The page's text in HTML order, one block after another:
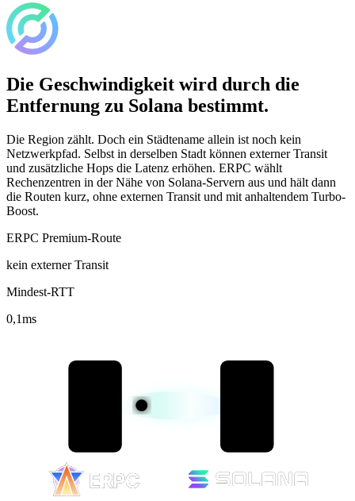
Die Geschwindigkeit wird durch die
Entfernung zu Solana bestimmt.
Die Region zählt. Doch ein Städtename allein ist noch kein
Netzwerkpfad. Selbst in derselben Stadt können externer Transit
und zusätzliche Hops die Latenz erhöhen. ERPC wählt
Rechenzentren in der Nähe von Solana-Servern aus und hält dann
die Routen kurz, ohne externen Transit und mit anhaltendem Turbo-
Boost.
ERPC Premium-Route
kein externer Transit
Mindest-RTT
0,1ms